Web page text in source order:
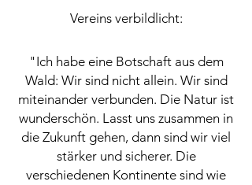
Vereins verbildlicht:
"Ich habe eine Botschaft aus dem
Wald: Wir sind nicht allein. Wir sind
miteinander verbunden. Die Natur ist
wunderschön. Lasst uns zusammen in
die Zukunft gehen, dann sind wir viel
stärker und sicherer. Die
verschiedenen Kontinente sind wie